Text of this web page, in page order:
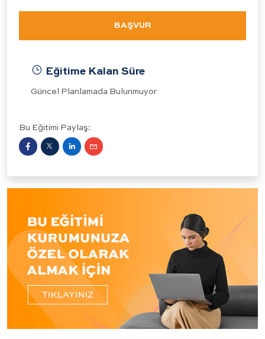
BAŞVUR
Eğitime Kalan Süre
Güncel Planlamada Bulunmuyor
Bu Eğitimi Paylaş: